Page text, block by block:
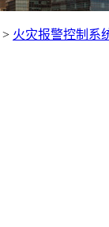
> 火灾报警控制系